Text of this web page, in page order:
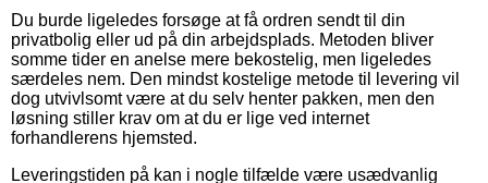
Du burde ligeledes forsøge at få ordren sendt til din
privatbolig eller ud på din arbejdsplads. Metoden bliver
somme tider en anelse mere bekostelig, men ligeledes
særdeles nem. Den mindst kostelige metode til levering vil
dog utvivlsomt være at du selv henter pakken, men den
løsning stiller krav om at du er lige ved internet
forhandlerens hjemsted.
Leveringstiden på kan i nogle tilfælde være usædvanlig